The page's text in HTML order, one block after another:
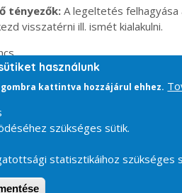
tényezők A legeltetés
visszatérni ill. ismét kialakulni.
használunk
gombra kattintva hozzájárul ehhez.
szükséges sütik.
statisztikáihoz szükséges